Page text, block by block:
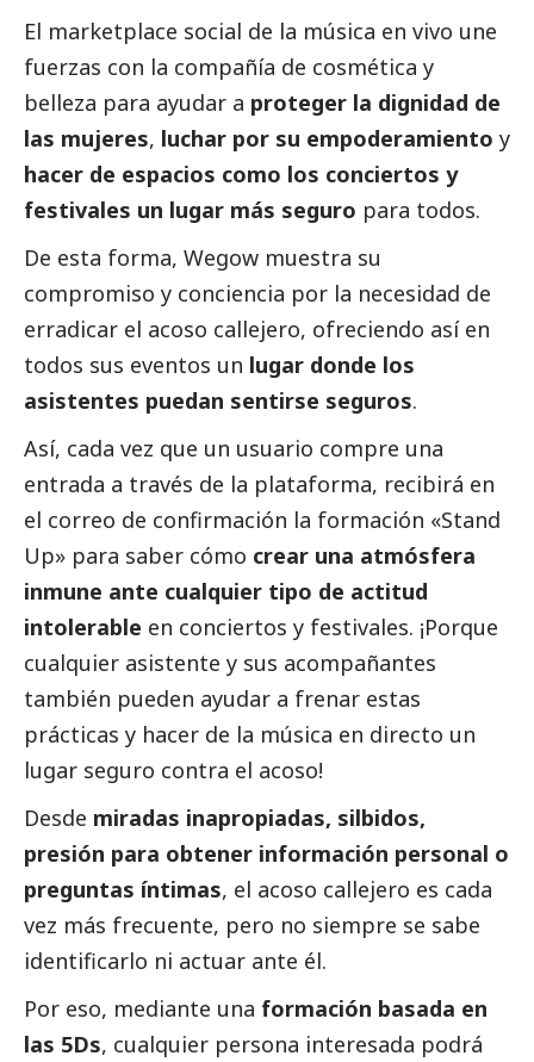
El marketplace social de la música en vivo une
fuerzas con la compañía de cosmética y
belleza para ayudar a proteger la dignidad de
las mujeres, luchar por su empoderamiento y
hacer de espacios como los conciertos y
festivales un lugar más seguro para todos.
De esta forma, Wegow muestra su
compromiso y conciencia por la necesidad de
erradicar el acoso callejero, ofreciendo así en
todos sus eventos un lugar donde los
asistentes puedan sentirse seguros.
Así, cada vez que un usuario compre una
entrada a través de la plataforma, recibirá en
el correo de confirmación la formación «Stand
Up» para saber cómo crear una atmósfera
inmune ante cualquier tipo de actitud
intolerable en conciertos y festivales. ¡Porque
cualquier asistente y sus acompañantes
también pueden ayudar a frenar estas
prácticas y hacer de la música en directo un
lugar seguro contra el acoso!
Desde miradas inapropiadas, silbidos,
presión para obtener información personal o
preguntas íntimas, el acoso callejero es cada
vez más frecuente, pero no siempre se sabe
identificarlo ni actuar ante él.
Por eso, mediante una formación basada en
las 5Ds, cualquier persona interesada podrá